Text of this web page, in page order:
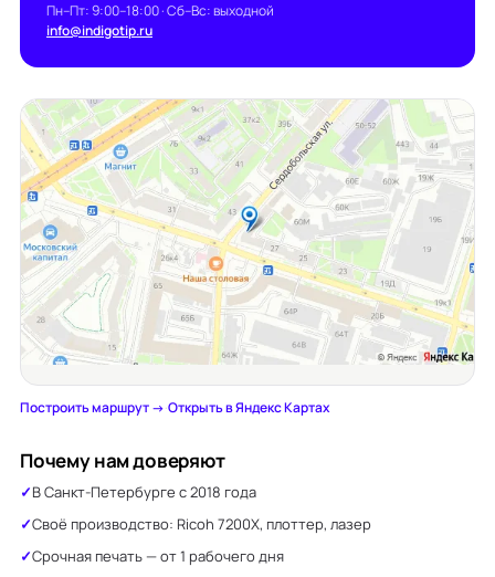
Пн–Пт: 9:00–18:00 · Сб–Вс: выходной
info@indigotip.ru
Построить маршрут →·Открыть в Яндекс Картах
Почему нам доверяют
В Санкт-Петербурге с 2018 года
Своё производство: Ricoh 7200X, плоттер, лазер
Срочная печать — от 1 рабочего дня